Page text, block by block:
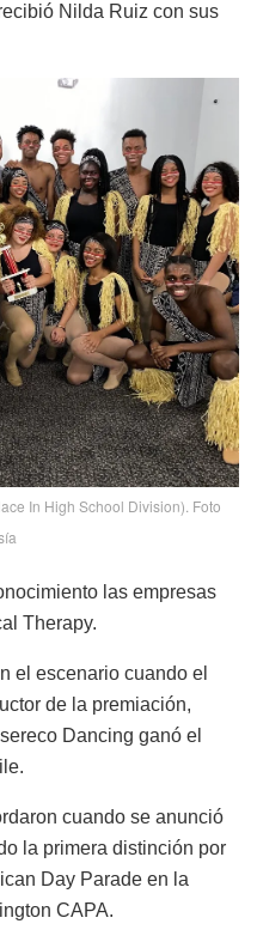
Nilda Ruiz con sus
In High School Division). Foto
las empresas
Therapy.
el escenario cuando el
de la premiación,
Dancing ganó el
cuando se anunció
la primera distinción por
Day Parade en la
CAPA.